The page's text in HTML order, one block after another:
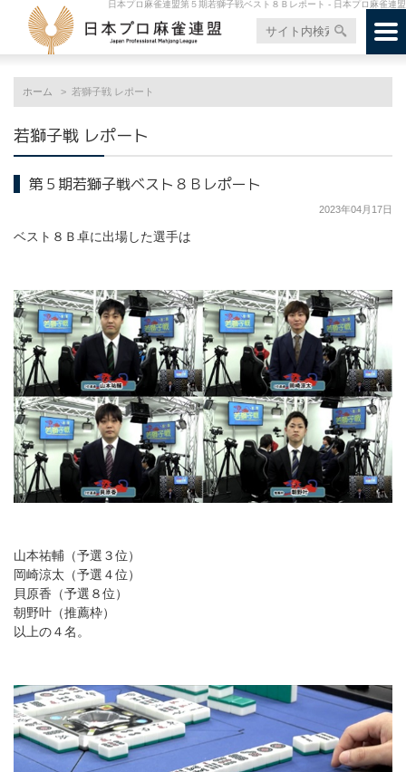
日本プロ麻雀連盟第５期若獅子戦ベスト８Ｂレポート - 日本プロ麻雀連盟
ホーム 若獅子戦 レポート
若獅子戦 レポート
第５期若獅子戦ベスト８Ｂレポート
2023年04月17日
ベスト８Ｂ卓に出場した選手は
山本祐輔（予選３位）
岡崎涼太（予選４位）
貝原香（予選８位）
朝野叶（推薦枠）
以上の４名。